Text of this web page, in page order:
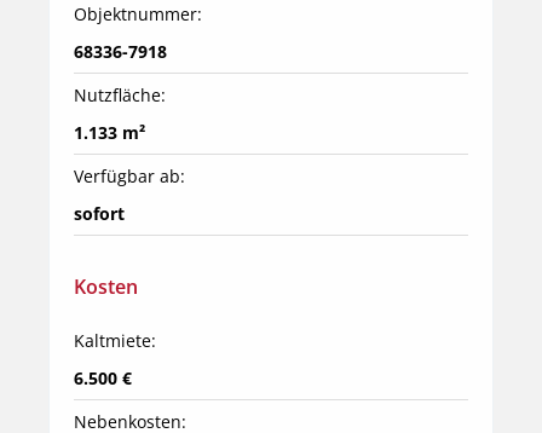
Objektnummer:
68336-7918
Nutzfläche:
1.133 m²
Verfügbar ab:
sofort
Kosten
Kaltmiete:
6.500 €
Nebenkosten: